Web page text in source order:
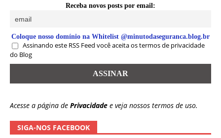
Receba novos posts por email:
Coloque nosso domínio na Whitelist @minutodaseguranca.blog.br
Assinando este RSS Feed você aceita os termos de privacidade
do Blog
Acesse a página de Privacidade e veja nossos termos de uso.
SIGA-NOS FACEBOOK